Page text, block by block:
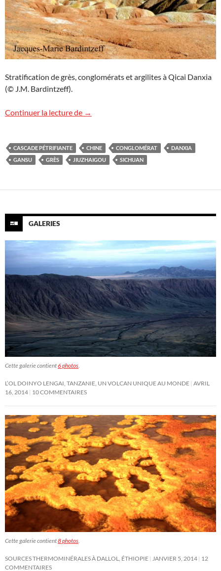
Stratification de grès, conglomérats et argilites à Qicai Danxia
(© J.M. Bardintzeff).
Continuer la lecture de Images de Chine
→
CASCADE PÉTRIFIANTE CHINE CONGLOMÉRAT
DANXIA
GANSU
GRÈS JIUZHAIGOU SICHUAN
GALERIES
Cette galerie contient6 photos.
L’OL DOINYO LENGAI, TANZANIE, UN VOLCAN UNIQUE AU MONDE AVRIL
16, 2014 10 COMMENTAIRES
Cette galerie contient8 photos.
SOURCES THERMOMINÉRALES À DALLOL, ÉTHIOPIE JANVIER 5, 2014 12
COMMENTAIRES